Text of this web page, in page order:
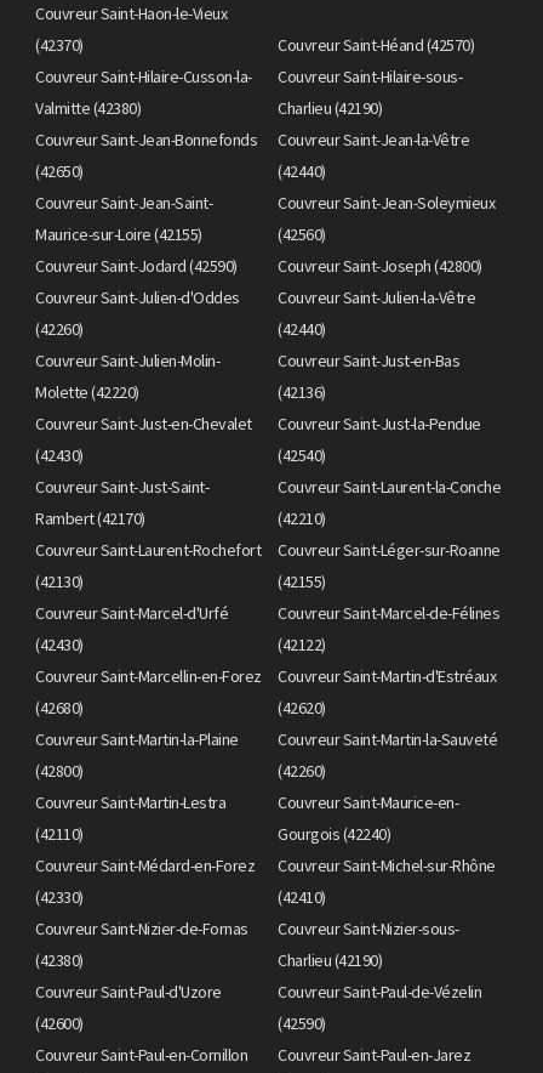
Couvreur Saint-Haon-le-Vieux
(42370)
Couvreur Saint-Héand (42570)
Couvreur Saint-Hilaire-Cusson-la-
Valmitte (42380)
Couvreur Saint-Hilaire-sous-
Charlieu (42190)
Couvreur Saint-Jean-Bonnefonds
(42650)
Couvreur Saint-Jean-la-Vêtre
(42440)
Couvreur Saint-Jean-Saint-
Maurice-sur-Loire (42155)
Couvreur Saint-Jean-Soleymieux
(42560)
Couvreur Saint-Jodard (42590)
Couvreur Saint-Joseph (42800)
Couvreur Saint-Julien-d'Oddes
(42260)
Couvreur Saint-Julien-la-Vêtre
(42440)
Couvreur Saint-Julien-Molin-
Molette (42220)
Couvreur Saint-Just-en-Bas
(42136)
Couvreur Saint-Just-en-Chevalet
(42430)
Couvreur Saint-Just-la-Pendue
(42540)
Couvreur Saint-Just-Saint-
Rambert (42170)
Couvreur Saint-Laurent-la-Conche
(42210)
Couvreur Saint-Laurent-Rochefort
(42130)
Couvreur Saint-Léger-sur-Roanne
(42155)
Couvreur Saint-Marcel-d'Urfé
(42430)
Couvreur Saint-Marcel-de-Félines
(42122)
Couvreur Saint-Marcellin-en-Forez
(42680)
Couvreur Saint-Martin-d'Estréaux
(42620)
Couvreur Saint-Martin-la-Plaine
(42800)
Couvreur Saint-Martin-la-Sauveté
(42260)
Couvreur Saint-Martin-Lestra
(42110)
Couvreur Saint-Maurice-en-
Gourgois (42240)
Couvreur Saint-Médard-en-Forez
(42330)
Couvreur Saint-Michel-sur-Rhône
(42410)
Couvreur Saint-Nizier-de-Fornas
(42380)
Couvreur Saint-Nizier-sous-
Charlieu (42190)
Couvreur Saint-Paul-d'Uzore
(42600)
Couvreur Saint-Paul-de-Vézelin
(42590)
Couvreur Saint-Paul-en-Cornillon
Couvreur Saint-Paul-en-Jarez